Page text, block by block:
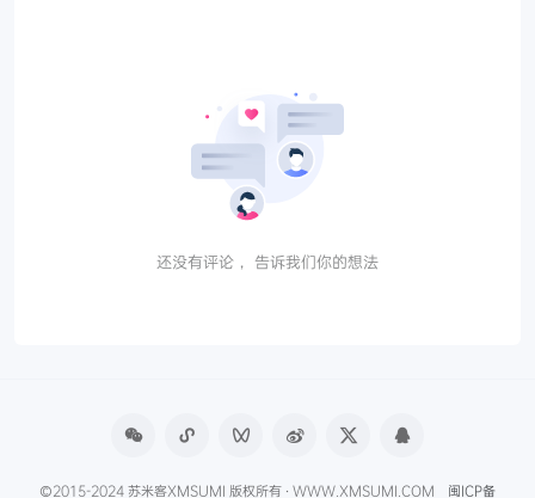
还没有评论， 告诉我们你的想法
©2015-2024 苏米客XMSUMI 版权所有 · WWW.XMSUMI.COM 闽ICP备